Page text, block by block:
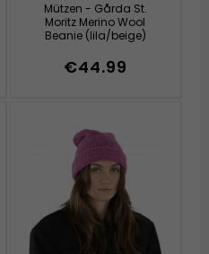
Mützen - Gårda St.
Moritz Merino Wool
Beanie (lila/beige)
€44.99